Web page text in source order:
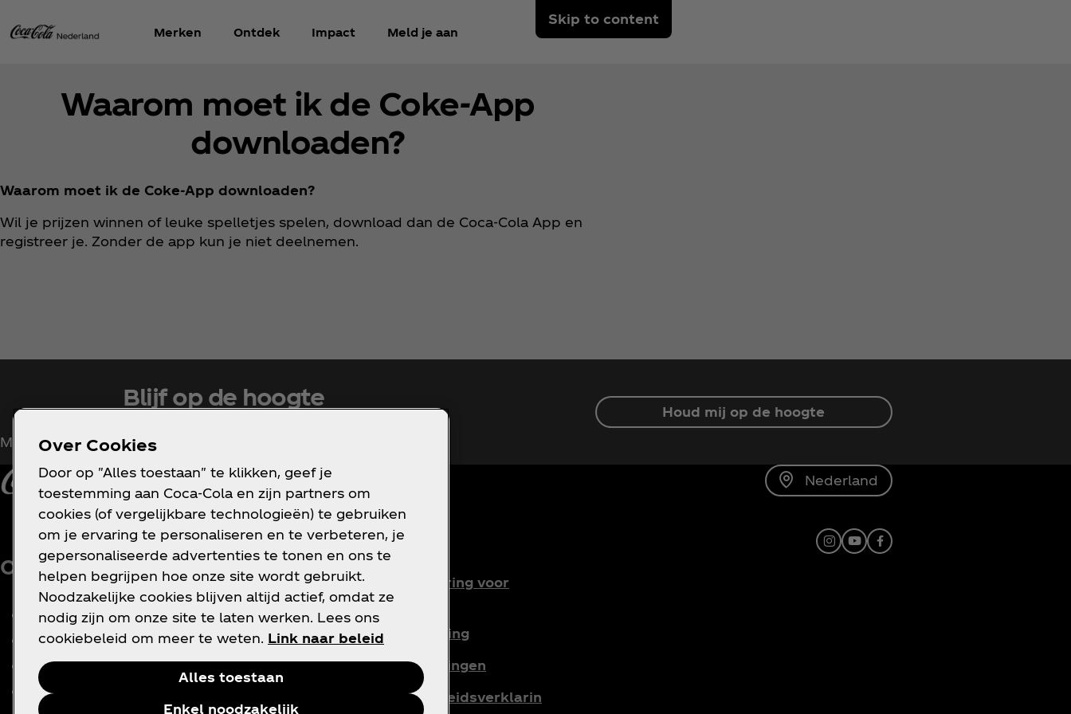
Skip to content
Merken Ontdek Impact Meld je aan
Waarom moet ik de Coke-App
downloaden?
Waarom moet ik de Coke-App downloaden?
Wil je prijzen winnen of leuke spelletjes spelen, download dan de Coca‑Cola App en
registreer je. Zonder de app kun je niet deelnemen.
Blijf op de hoogte
Meld je nu aan voor exclusieve toegang!
Houd mij op de hoogte
Nederland
Over ons
Ons bedrijf
Nieuws
Geschiedenis
Carrière
Hulp nodig?
FAQ
Sitemap
Contact
Voorwaarden
Privacyverklaring voor
consumenten
Cookieverklaring
Cookie-instellingen
Toegankelijkheidsverklarin
Instagram
YoutubeFacebook
Over Cookies
Door op "Alles toestaan" te klikken, geef je
toestemming aan Coca‑Cola en zijn partners om
cookies (of vergelijkbare technologieën) te gebruiken
om je ervaring te personaliseren en te verbeteren, je
gepersonaliseerde advertenties te tonen en ons te
helpen begrijpen hoe onze site wordt gebruikt.
Noodzakelijke cookies blijven altijd actief, omdat ze
nodig zijn om onze site te laten werken. Lees ons
cookiebeleid om meer te weten. Link naar beleid
Alles toestaan
Enkel noodzakelijk